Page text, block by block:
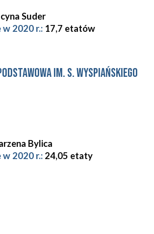
Suder
2020 r.: 17,7 etatów
im. S. Wyspiańskiego
Bylica
2020 r.: 24,05 etaty